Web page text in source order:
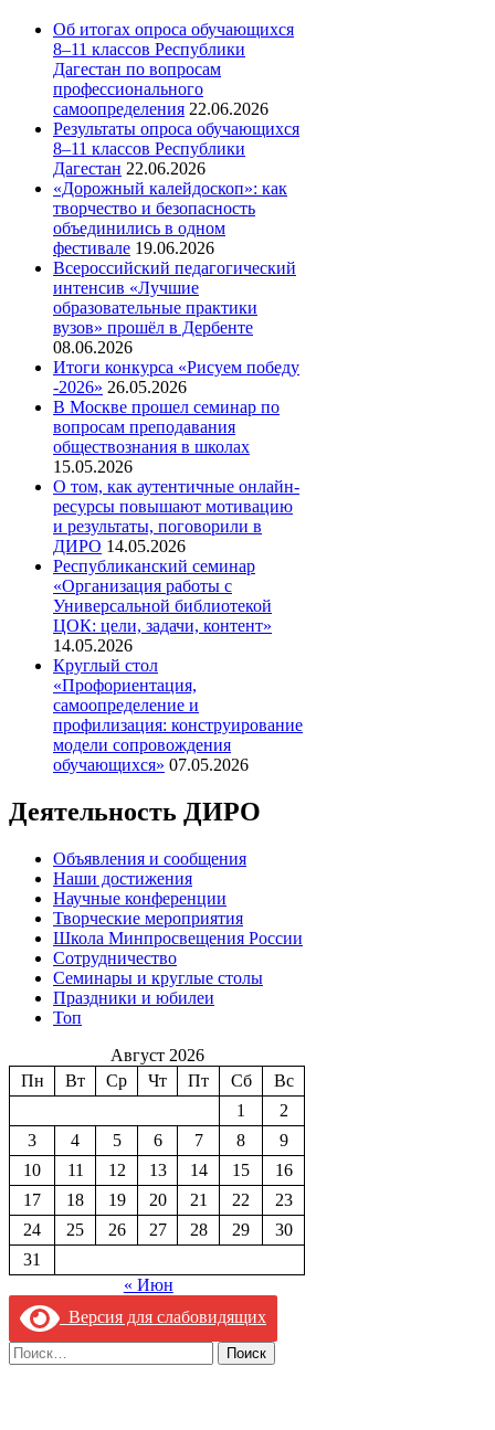
Об итогах опроса обучающихся
8–11 классов Республики
Дагестан по вопросам
профессионального
самоопределения 22.06.2026
Результаты опроса обучающихся
8–11 классов Республики
Дагестан 22.06.2026
«Дорожный калейдоскоп»: как
творчество и безопасность
объединились в одном
фестивале 19.06.2026
Всероссийский педагогический
интенсив «Лучшие
образовательные практики
вузов» прошёл в Дербенте
08.06.2026
Итоги конкурса «Рисуем победу
-2026» 26.05.2026
В Москве прошел семинар по
вопросам преподавания
обществознания в школах
15.05.2026
О том, как аутентичные онлайн-
ресурсы повышают мотивацию
и результаты, поговорили в
ДИРО 14.05.2026
Республиканский семинар
«Организация работы с
Универсальной библиотекой
ЦОК: цели, задачи, контент»
14.05.2026
Круглый стол
«Профориентация,
самоопределение и
профилизация: конструирование
модели сопровождения
обучающихся» 07.05.2026
Деятельность ДИРО
Объявления и сообщения
Наши достижения
Научные конференции
Творческие мероприятия
Школа Минпросвещения России
Сотрудничество
Семинары и круглые столы
Праздники и юбилеи
Топ
Август 2026
Пн
Вт Ср Чт Пт Сб
Вс
1
2
3
4 5 6 7 8
9
10
11 12 13 14 15
16
17
18 19 20 21 22
23
24
25 26 27 28 29
30
31
« Июн
Версия для слабовидящих
Найти: